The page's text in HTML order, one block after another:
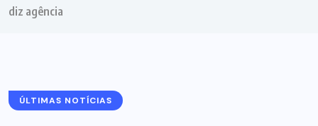
diz agência
ÚLTIMAS NOTÍCIAS